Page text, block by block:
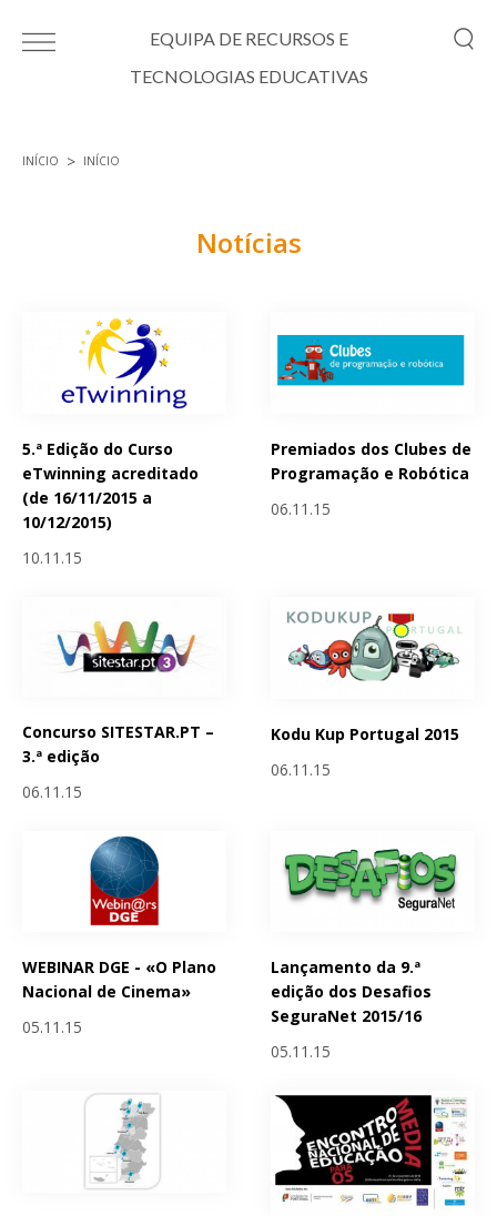
EQUIPA DE RECURSOS E
TECNOLOGIAS EDUCATIVAS
INÍCIO INÍCIO
Notícias
5.ª Edição do Curso
eTwinning acreditado
(de 16/11/2015 a
10/12/2015)
10.11.15
Premiados dos Clubes de
Programação e Robótica
06.11.15
Concurso SITESTAR.PT –
3.ª edição
06.11.15
Kodu Kup Portugal 2015
06.11.15
WEBINAR DGE - «O Plano
Nacional de Cinema»
05.11.15
Lançamento da 9.ª
edição dos Desafios
SeguraNet 2015/16
05.11.15
Páginas